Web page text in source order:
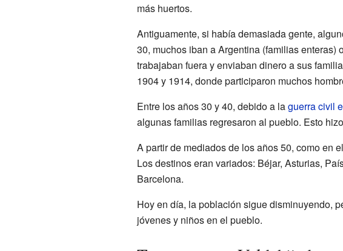
más huertos.
Antiguamente, si había demasiada gente,
30, muchos iban a Argentina (familias enteras)
trabajaban fuera y enviaban dinero a sus
1904 y 1914, donde participaron muchos
Entre los años 30 y 40, debido a laguerra civil
algunas familias regresaron al pueblo. Esto
A partir de mediados de los años 50, como en
Los destinos eran variados: Béjar, Asturias,
Barcelona.
Hoy en día, la población sigue disminuyendo,
jóvenes y niños en el pueblo.